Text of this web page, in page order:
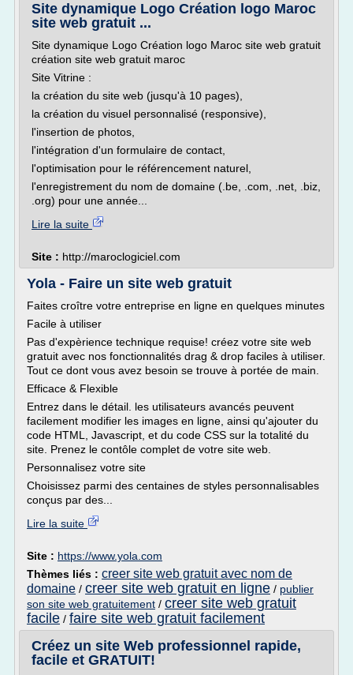
Site dynamique Logo Création logo Maroc
site web gratuit ...
Site dynamique Logo Création logo Maroc site web gratuit
création site web gratuit maroc
Site Vitrine :
la création du site web (jusqu'à 10 pages),
la création du visuel personnalisé (responsive),
l'insertion de photos,
l'intégration d'un formulaire de contact,
l'optimisation pour le référencement naturel,
l'enregistrement du nom de domaine (.be, .com, .net, .biz,
.org) pour une année...
Lire la suite
Site : http://maroclogiciel.com
Yola - Faire un site web gratuit
Faites croître votre entreprise en ligne en quelques minutes
Facile à utiliser
Pas d'expèrience technique requise! créez votre site web
gratuit avec nos fonctionnalités drag & drop faciles à utiliser.
Tout ce dont vous avez besoin se trouve à portée de main.
Efficace & Flexible
Entrez dans le détail. les utilisateurs avancés peuvent
facilement modifier les images en ligne, ainsi qu'ajouter du
code HTML, Javascript, et du code CSS sur la totalité du
site. Prenez le contôle complet de votre site web.
Personnalisez votre site
Choisissez parmi des centaines de styles personnalisables
conçus par des...
Lire la suite
Site : https://www.yola.com
Thèmes liés : creer site web gratuit avec nom de
domaine / creer site web gratuit en ligne / publier
son site web gratuitement / creer site web gratuit
facile / faire site web gratuit facilement
Créez un site Web professionnel rapide,
facile et GRATUIT!